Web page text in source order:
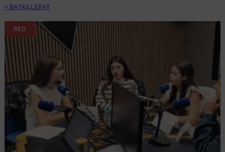
BATXILLERAT
RED